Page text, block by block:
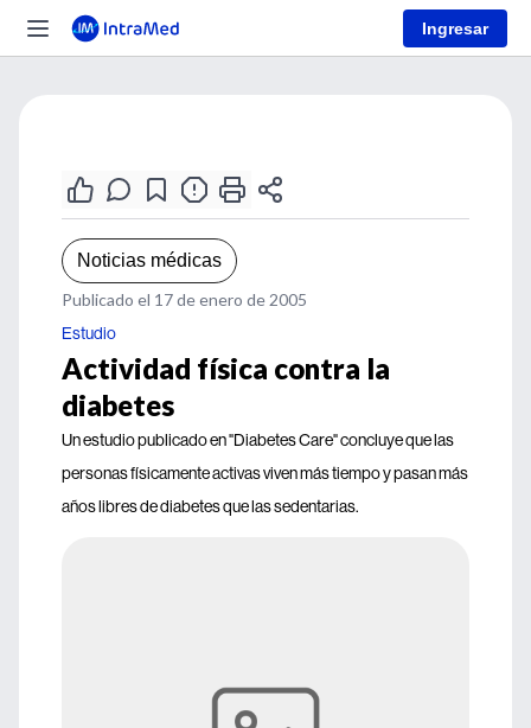
Ingresar
Noticias médicas
Publicado el 17 de enero de 2005
Estudio
Actividad física contra la
diabetes
Un estudio publicado en "Diabetes Care" concluye que las
personas físicamente activas viven más tiempo y pasan más
años libres de diabetes que las sedentarias.